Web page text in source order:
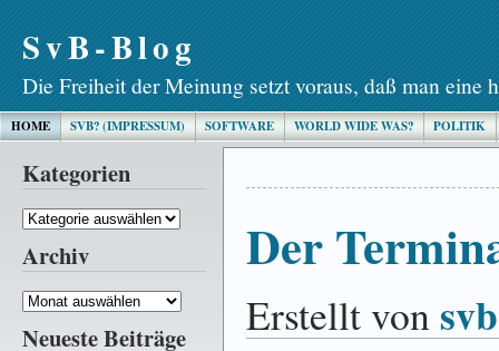
SvB-Blog
Die Freiheit der Meinung setzt voraus, daß man eine
HOME SVB? (IMPRESSUM) SOFTWARE WORLD WIDE WAS? POLITIK
Kategorien
Kategorien
Archiv
Archiv
Neueste Beiträge
Der
Erstellt vonsvb